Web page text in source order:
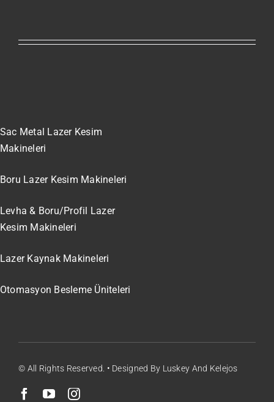
Sac Metal Lazer Kesim
Makineleri
Boru Lazer Kesim Makineleri
Levha & Boru/Profil Lazer
Kesim Makineleri
Lazer Kaynak Makineleri
Otomasyon Besleme Üniteleri
© All Rights Reserved. • Designed By Luskey And Kelejos